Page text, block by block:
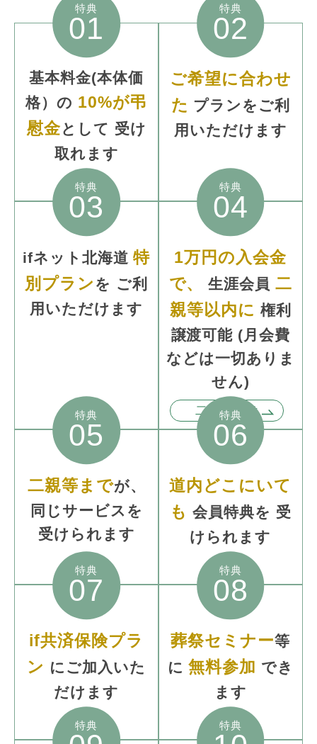
特典
01
基本料金(本体価
格）の 10%が弔
慰金として 受け
取れます
特典
02
ご希望に合わせ
た プランをご利
用いただけます
特典
03
ifネット北海道 特
別プラン を ご利
用いただけます
特典
04
1万円の入会金
で、
生涯会員 二
親等以内に 権利
譲渡可能 (月会費
などは一切 ありま
せん)
二親等とは
特典
05
二親等までが、
同じサービスを
受けられます
特典
06
道内どこにいて
も 会員特典を 受
けられます
特典
07
if共済保険プラ
ン にご加入いた
だけます
特典
08
葬祭セミナー等
に 無料参加 でき
ます
特典 特典